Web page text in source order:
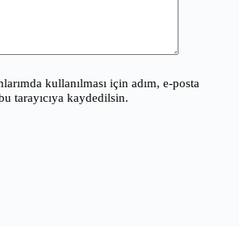
kullanılması için adım, e-posta
tarayıcıya kaydedilsin.